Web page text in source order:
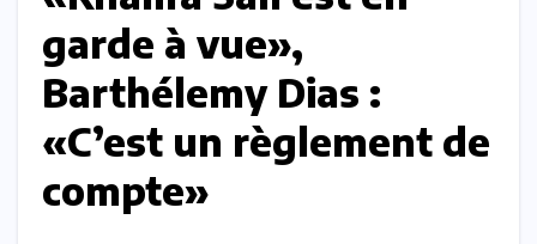
garde à vue»,
Barthélemy Dias :
«C’est un règlement de
compte»